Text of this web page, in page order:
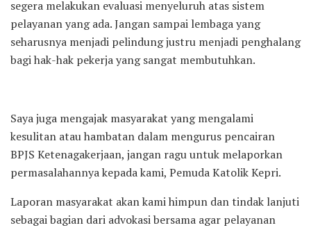
segera melakukan evaluasi menyeluruh atas sistem
pelayanan yang ada. Jangan sampai lembaga yang
seharusnya menjadi pelindung justru menjadi penghalang
bagi hak-hak pekerja yang sangat membutuhkan.
Saya juga mengajak masyarakat yang mengalami
kesulitan atau hambatan dalam mengurus pencairan
BPJS Ketenagakerjaan, jangan ragu untuk melaporkan
permasalahannya kepada kami, Pemuda Katolik Kepri.
Laporan masyarakat akan kami himpun dan tindak lanjuti
sebagai bagian dari advokasi bersama agar pelayanan